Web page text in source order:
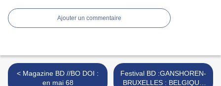
Ajouter un commentaire
< Magazine BD //BO DOI :
en mai 68
Festival BD :GANSHOREN-
BRUXELLES : BELGIQUE